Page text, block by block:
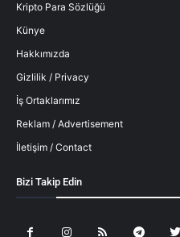
Kripto Para Sözlüğü
Künye
Hakkımızda
Gizlilik / Privacy
İş Ortaklarımız
Reklam / Advertisement
İletişim / Contact
Bizi Takip Edin